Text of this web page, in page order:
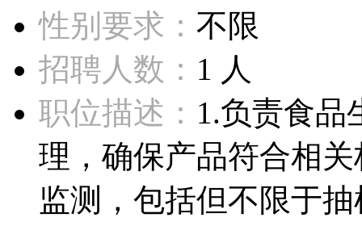
性别要求： 不限
招聘人数： 1 人
职位描述： 1.负责食品
理，确保产品符合相
监测，包括但不限于